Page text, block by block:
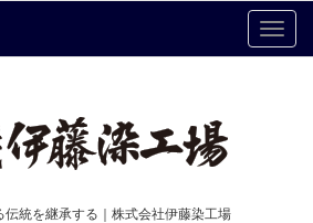
伝統を継承する｜株式会社伊藤染工場